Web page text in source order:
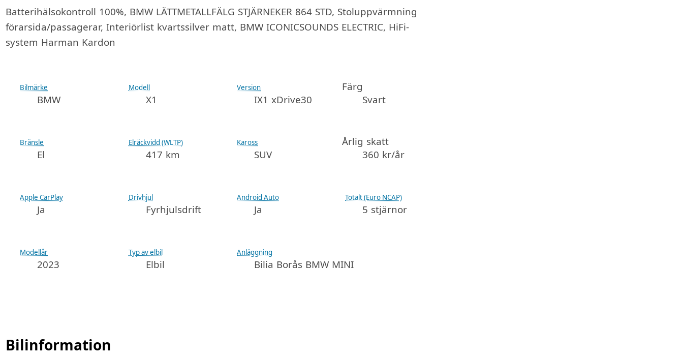
Batterihälsokontroll 100%, BMW LÄTTMETALLFÄLG STJÄRNEKER 864 STD, Stoluppvärmning
förarsida/passagerar, Interiörlist kvartssilver matt, BMW ICONICSOUNDS ELECTRIC, HiFi-
system Harman Kardon
Bilmärke
BMW
Modell
X1
Version
IX1 xDrive30
Färg
Svart
Bränsle
El
Elräckvidd (WLTP)
417 km
Kaross
SUV
Årlig skatt
360 kr/år
Apple CarPlay
Ja
Drivhjul
Fyrhjulsdrift
Android Auto
Ja
Totalt (Euro NCAP)
5 stjärnor
Modellår
2023
Typ av elbil
Elbil
Anläggning
Bilia Borås BMW MINI
Bilinformation